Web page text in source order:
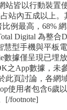
站皆以行動裝置
站內五成以上。
比例最高，68%
Digital 為整合
慧型手機與平板
據僅呈現已埋
之App數據，未
此頁討論，各網
使用者包含6歲
[/footnote]